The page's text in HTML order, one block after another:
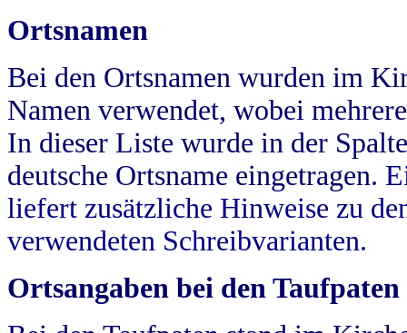
Ortsnamen
Bei den Ortsnamen wurden im
Namen verwendet, wobei
In dieser Liste wurde in der
deutsche Ortsname eingetragen.
liefert zusätzliche Hinweise zu
verwendeten Schreibvarianten.
Ortsangaben bei den Taufpaten